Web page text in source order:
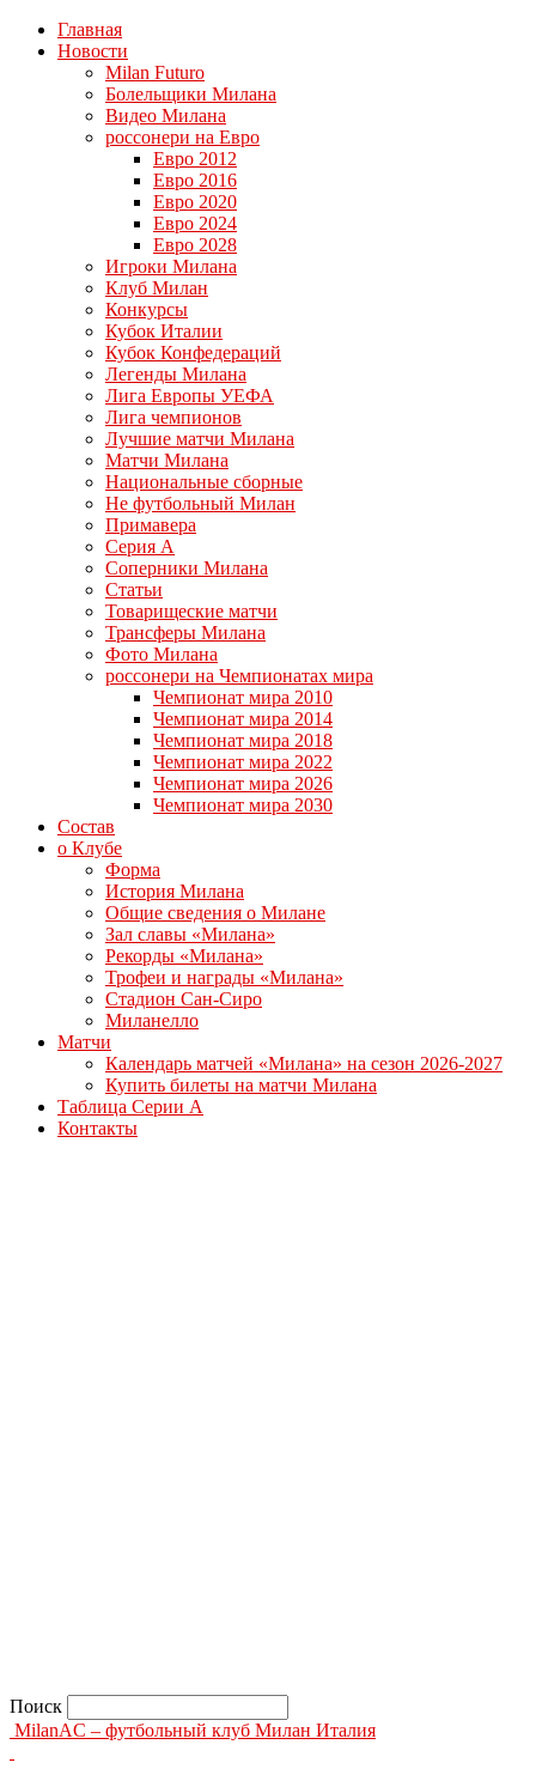
Главная
Новости
Milan Futuro
Болельщики Милана
Видео Милана
россонери на Евро
Евро 2012
Евро 2016
Евро 2020
Евро 2024
Евро 2028
Игроки Милана
Клуб Милан
Конкурсы
Кубок Италии
Кубок Конфедераций
Легенды Милана
Лига Европы УЕФА
Лига чемпионов
Лучшие матчи Милана
Матчи Милана
Национальные сборные
Не футбольный Милан
Примавера
Серия А
Соперники Милана
Статьи
Товарищеские матчи
Трансферы Милана
Фото Милана
россонери на Чемпионатах мира
Чемпионат мира 2010
Чемпионат мира 2014
Чемпионат мира 2018
Чемпионат мира 2022
Чемпионат мира 2026
Чемпионат мира 2030
Состав
о Клубе
Форма
История Милана
Общие сведения о Милане
Зал славы «Милана»
Рекорды «Милана»
Трофеи и награды «Милана»
Стадион Сан-Сиро
Миланелло
Матчи
Календарь матчей «Милана» на сезон 2026-2027
Купить билеты на матчи Милана
Таблица Серии А
Контакты
Поиск
MilanAC – футбольный клуб Милан Италия